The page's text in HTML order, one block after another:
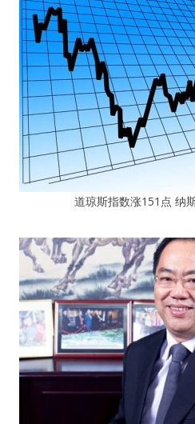
道琼斯指数涨151点 纳